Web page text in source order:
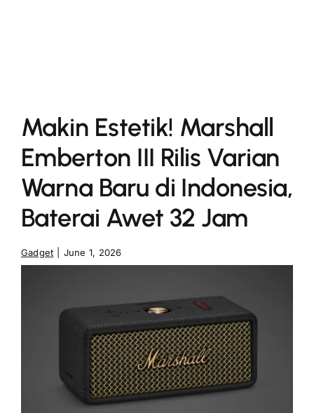
Makin Estetik! Marshall
Emberton III Rilis Varian
Warna Baru di Indonesia,
Baterai Awet 32 Jam
Gadget June 1, 2026